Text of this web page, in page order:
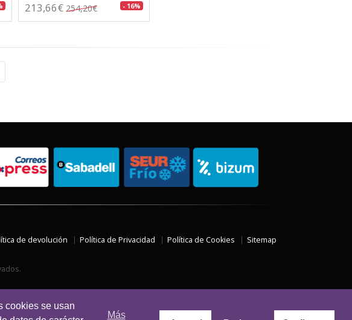
cookies se usan
Más
213,66€ 254,20€ - 16%
de devolución Política de Privacidad Política de Cookies Sitemap